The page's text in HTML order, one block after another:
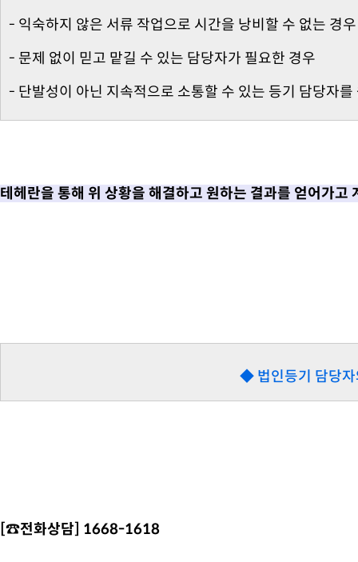
- 익숙하지 않은 서류 작업으로 시간을 낭비할 수 없는 경우
- 문제 없이 믿고 맡길 수 있는 담당자가 필요한 경우
- 단발성이 아닌 지속적으로 소통할 수 있는 등기 담당자를
테헤란을 통해 위 상황을 해결하고 원하는 결과를 얻어가고
◆ 법인등기 담당자
[☎️전화상담] 1668-1618